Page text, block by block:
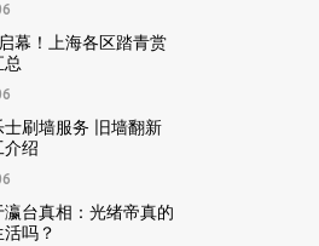
幕！上海各区踏青赏
总
刷墙服务 旧墙翻新
绍
台真相：光绪帝真的
吗？